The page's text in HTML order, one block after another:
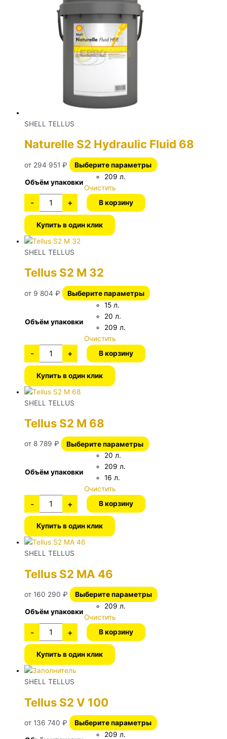
SHELL TELLUS
Naturelle S2 Hydraulic Fluid 68
от 294 951 ₽ Выберите параметры
Объём упаковки
209 л.
Очистить
- + В корзину
Купить в один клик
SHELL TELLUS
Tellus S2 M 32
от 9 804 ₽ Выберите параметры
Объём упаковки
15 л.
20 л.
209 л.
Очистить
- + В корзину
Купить в один клик
SHELL TELLUS
Tellus S2 M 68
от 8 789 ₽ Выберите параметры
Объём упаковки
20 л.
209 л.
16 л.
Очистить
- + В корзину
Купить в один клик
SHELL TELLUS
Tellus S2 MA 46
от 160 290 ₽ Выберите параметры
Объём упаковки
209 л.
Очистить
- + В корзину
Купить в один клик
SHELL TELLUS
Tellus S2 V 100
от 136 740 ₽ Выберите параметры
209 л.